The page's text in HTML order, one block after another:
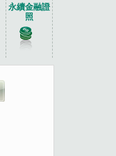
永續金融證
照